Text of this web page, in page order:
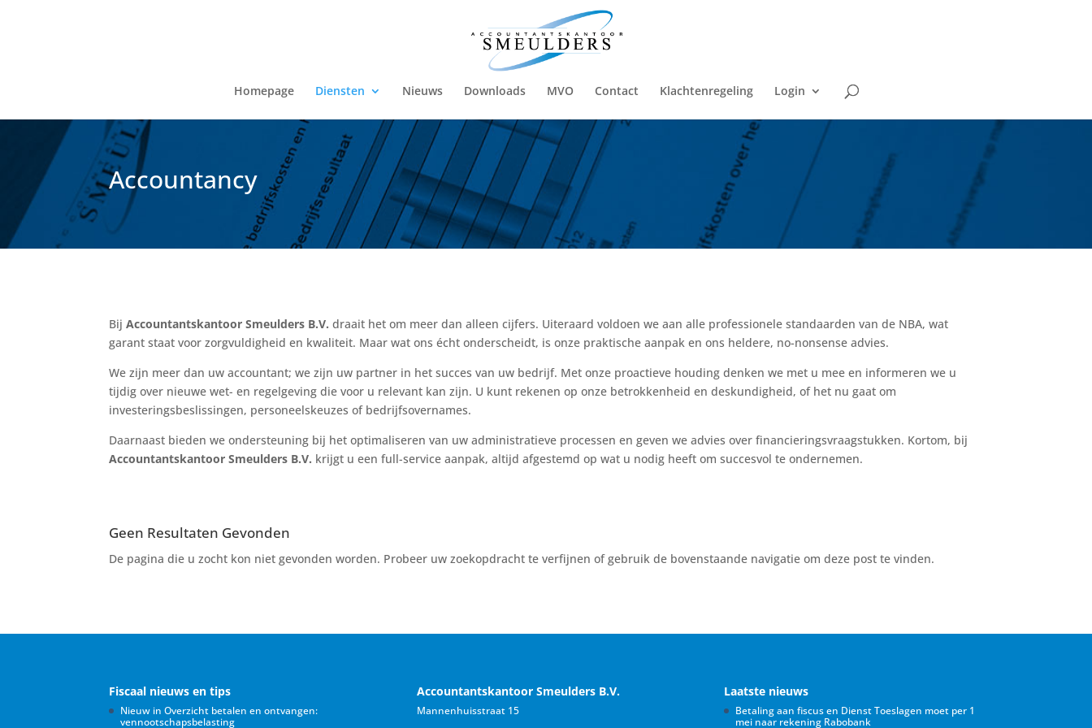
Homepage Diensten Nieuws Downloads MVO Contact Klachtenregeling Login
Accountancy
BijAccountantskantoor Smeulders B.V. draait het om meer dan alleen cijfers. Uiteraard voldoen we aan alle professionele standaarden van de NBA, wat
garant staat voor zorgvuldigheid en kwaliteit. Maar wat ons écht onderscheidt, is onze praktische aanpak en ons heldere, no-nonsense advies.
We zijn meer dan uw accountant; we zijn uw partner in het succes van uw bedrijf. Met onze proactieve houding denken we met u mee en informeren we u
tijdig over nieuwe wet- en regelgeving die voor u relevant kan zijn. U kunt rekenen op onze betrokkenheid en deskundigheid, of het nu gaat om
investeringsbeslissingen, personeelskeuzes of bedrijfsovernames.
Daarnaast bieden we ondersteuning bij het optimaliseren van uw administratieve processen en geven we advies over financieringsvraagstukken. Kortom, bij
Accountantskantoor Smeulders B.V. krijgt u een full-service aanpak, altijd afgestemd op wat u nodig heeft om succesvol te ondernemen.
Geen Resultaten Gevonden
De pagina die u zocht kon niet gevonden worden. Probeer uw zoekopdracht te verfijnen of gebruik de bovenstaande navigatie om deze post te vinden.
Fiscaal nieuws en tips
Nieuw in Overzicht betalen en ontvangen:
vennootschapsbelasting
Accountantskantoor Smeulders B.V.
Mannenhuisstraat 15
Laatste nieuws
Betaling aan fiscus en Dienst Toeslagen moet per 1
mei naar rekening Rabobank